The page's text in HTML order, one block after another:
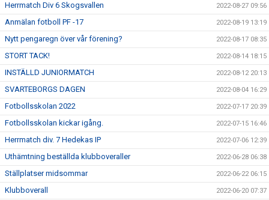
Herrmatch Div 6 Skogsvallen 2022-08-27 09:56
Anmälan fotboll PF -17 2022-08-19 13:19
Nytt pengaregn över vår förening? 2022-08-17 08:35
STORT TACK! 2022-08-14 18:15
INSTÄLLD JUNIORMATCH 2022-08-12 20:13
SVARTEBORGS DAGEN 2022-08-04 16:29
Fotbollsskolan 2022 2022-07-17 20:39
Fotbollsskolan kickar igång. 2022-07-15 16:46
Herrmatch div. 7 Hedekas IP 2022-07-06 12:39
Uthämtning beställda klubboveraller 2022-06-28 06:38
Ställplatser midsommar 2022-06-22 06:15
Klubboverall 2022-06-20 07:37